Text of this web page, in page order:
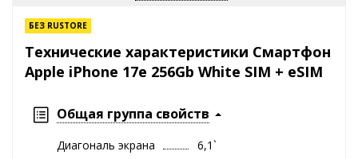
БЕЗ RUSTORE
Технические характеристики Смартфон
Apple iPhone 17e 256Gb White SIM + eSIM
Общая группа свойств
Диагональ экрана
6,1`